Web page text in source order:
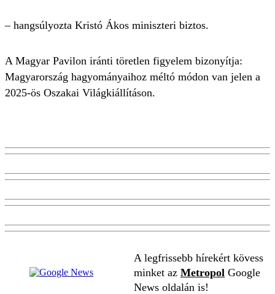
– hangsúlyozta Kristó Ákos miniszteri biztos.
A Magyar Pavilon iránti töretlen figyelem bizonyítja:
Magyarország hagyományaihoz méltó módon van jelen a
2025-ös Oszakai Világkiállításon.
A legfrissebb hírekért kövess
minket az Metropol Google
News oldalán is!